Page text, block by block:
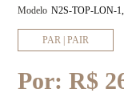
Modelo N2S-TOP-LON-
PAR | PAIR
Por:R$